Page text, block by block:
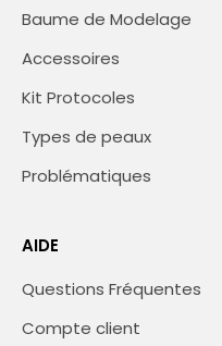
Baume de Modelage
Accessoires
Kit Protocoles
Types de peaux
Problématiques
AIDE
Questions Fréquentes
Compte client